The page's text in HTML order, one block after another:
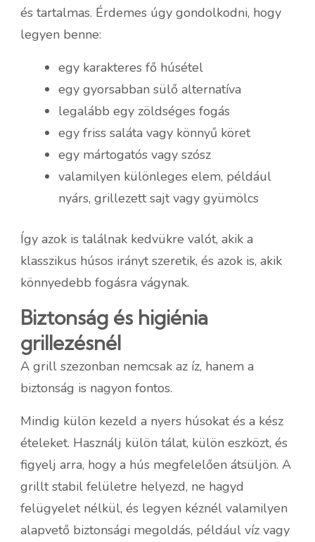
és tartalmas. Érdemes úgy gondolkodni, hogy
legyen benne:
egy karakteres fő húsétel
egy gyorsabban sülő alternatíva
legalább egy zöldséges fogás
egy friss saláta vagy könnyű köret
egy mártogatós vagy szósz
valamilyen különleges elem, például
nyárs, grillezett sajt vagy gyümölcs
Így azok is találnak kedvükre valót, akik a
klasszikus húsos irányt szeretik, és azok is, akik
könnyedebb fogásra vágynak.
Biztonság és higiénia
grillezésnél
A grill szezonban nemcsak az íz, hanem a
biztonság is nagyon fontos.
Mindig külön kezeld a nyers húsokat és a kész
ételeket. Használj külön tálat, külön eszközt, és
figyelj arra, hogy a hús megfelelően átsüljön. A
grillt stabil felületre helyezd, ne hagyd
felügyelet nélkül, és legyen kéznél valamilyen
alapvető biztonsági megoldás, például víz vagy